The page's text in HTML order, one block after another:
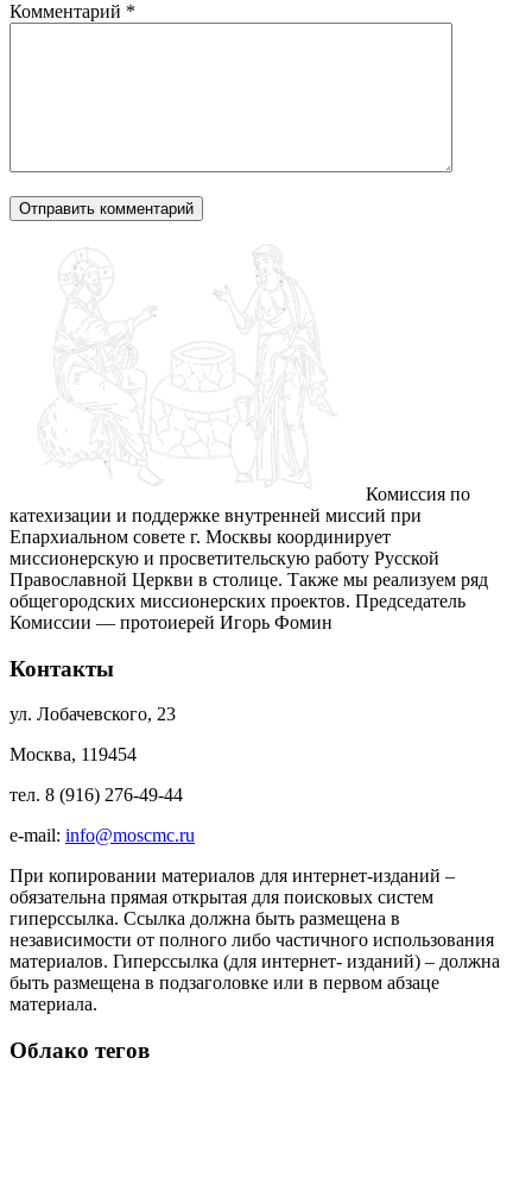
Комментарий *
Комиссия по
катехизации и поддержке внутренней миссий при
Епархиальном совете г. Москвы координирует
миссионерскую и просветительскую работу Русской
Православной Церкви в столице. Также мы реализуем ряд
общегородских миссионерских проектов. Председатель
Комиссии — протоиерей Игорь Фомин
Контакты
ул. Лобачевского, 23
Москва, 119454
тел. 8 (916) 276-49-44
e-mail: info@moscmc.ru
При копировании материалов для интернет-изданий –
обязательна прямая открытая для поисковых систем
гиперссылка. Ссылка должна быть размещена в
независимости от полного либо частичного использования
материалов. Гиперссылка (для интернет- изданий) – должна
быть размещена в подзаголовке или в первом абзаце
материала.
Облако тегов